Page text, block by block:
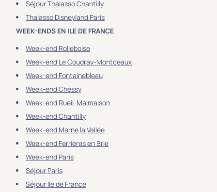
Séjour Thalasso Chantilly
Thalasso Disneyland Paris
WEEK-ENDS EN ILE DE FRANCE
Week-end Rolleboise
Week-end Le Coudray-Montceaux
Week-end Fontainebleau
Week-end Chessy
Week-end Rueil-Malmaison
Week-end Chantilly
Week-end Marne la Vallée
Week-end Ferrières en Brie
Week-end Paris
Séjour Paris
Séjour Ile de France